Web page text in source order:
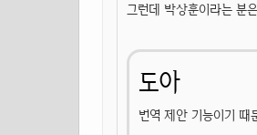
그런데 박상훈이라는 분
도아
번역 제안 기능이기 때